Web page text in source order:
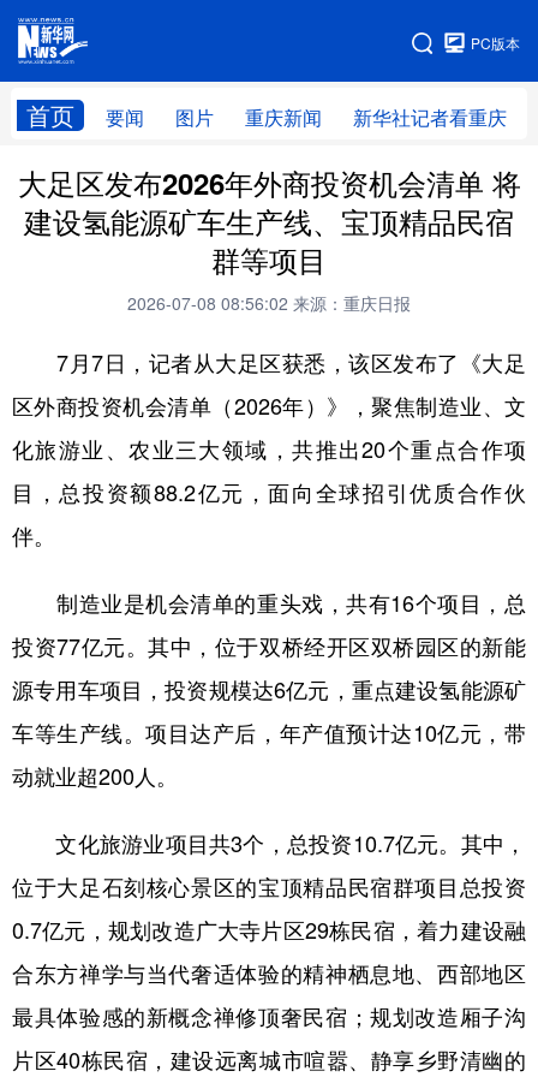
PC版本
首页 要闻 图片 重庆新闻 新华社记者看重庆
网站地图
大足区发布2026年外商投资机会清单 将
建设氢能源矿车生产线、宝顶精品民宿
群等项目
2026-07-08 08:56:02 来源：重庆日报
7月7日，记者从大足区获悉，该区发布了《大足
区外商投资机会清单（2026年）》，聚焦制造业、文
化旅游业、农业三大领域，共推出20个重点合作项
目，总投资额88.2亿元，面向全球招引优质合作伙
伴。
制造业是机会清单的重头戏，共有16个项目，总
投资77亿元。其中，位于双桥经开区双桥园区的新能
源专用车项目，投资规模达6亿元，重点建设氢能源矿
车等生产线。项目达产后，年产值预计达10亿元，带
动就业超200人。
文化旅游业项目共3个，总投资10.7亿元。其中，
位于大足石刻核心景区的宝顶精品民宿群项目总投资
0.7亿元，规划改造广大寺片区29栋民宿，着力建设融
合东方禅学与当代奢适体验的精神栖息地、西部地区
最具体验感的新概念禅修顶奢民宿；规划改造厢子沟
片区40栋民宿，建设远离城市喧嚣、静享乡野清幽的